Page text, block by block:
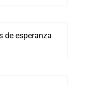
de esperanza